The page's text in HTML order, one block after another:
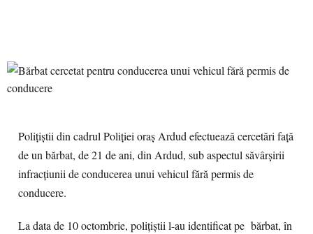
Polițiștii din cadrul Poliției oraș Ardud efectuează cercetări față
de un bărbat, de 21 de ani, din Ardud, sub aspectul săvârșirii
infracțiunii de conducerea unui vehicul fără permis de
conducere.
La data de 10 octombrie, polițiștii l-au identificat pe bărbat, în